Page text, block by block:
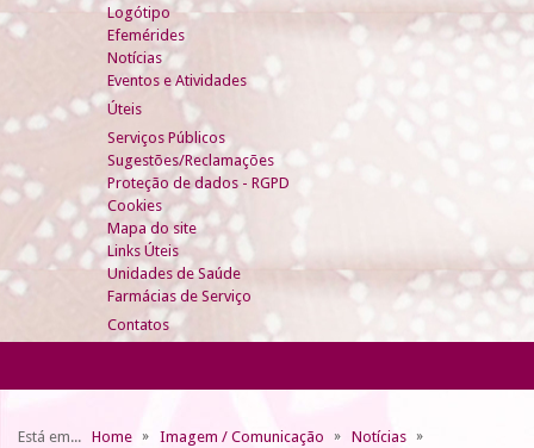
Logótipo
Efemérides
Notícias
Eventos e Atividades
Úteis
Serviços Públicos
Sugestões/Reclamações
Proteção de dados - RGPD
Cookies
Mapa do site
Links Úteis
Unidades de Saúde
Farmácias de Serviço
Contatos
Está em... Home Imagem / Comunicação
Notícias